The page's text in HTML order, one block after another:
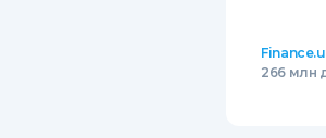
266 млн